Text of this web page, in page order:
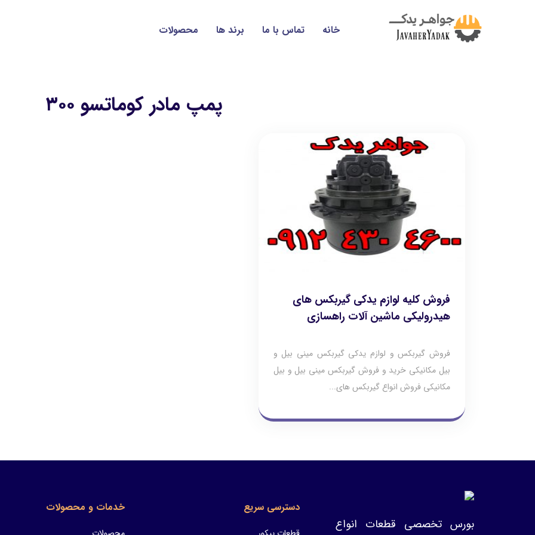
خانه تماس با ما برند ها محصولات
پمپ مادر كوماتسو ٣٠٠
فروش کلیه لوازم یدکی گیربکس های
هیدرولیکی ماشین آلات راهسازی
فروش گیربکس و لوازم یدکی گیربکس مینی بیل و
بیل مکانیکی خرید و فروش گیربکس مینی بیل و بیل
مکانیکی فروش انواع گیربکس های...
بورس تخصصی قطعات انواع
دسترسی سریع خدمات و محصولات